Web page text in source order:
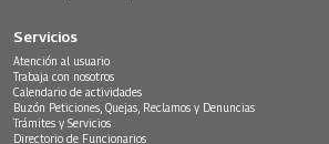
Servicios
Atención al usuario
Trabaja con nosotros
Calendario de actividades
Buzón Peticiones, Quejas, Reclamos y Denuncias
Trámites y Servicios
Directorio de Funcionarios